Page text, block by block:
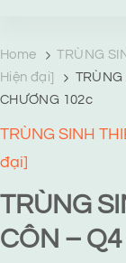
Home
TRÙNG
Hiện đại]
TRÙNG
CHƯƠNG 102c
TRÙNG SINH
đại]
TRÙNG
CÔN –